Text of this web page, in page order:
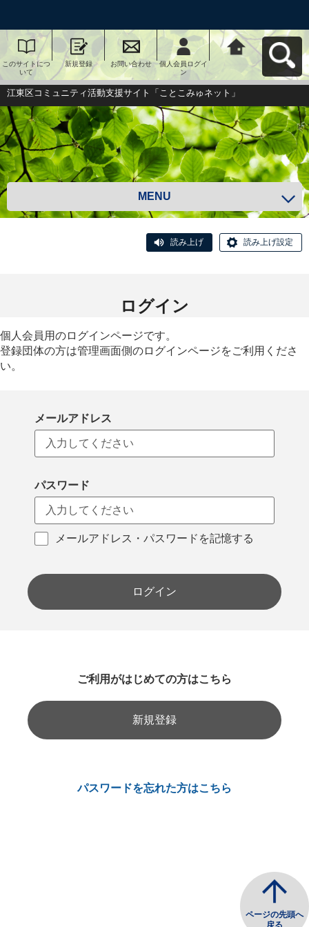
このサイトにつ
いて
新規登録 お問い合わせ
個人会員ログイ
ン
江東区コミュニ
ティ活動支援サ
イト「ことこみ
ゅネット」へ戻
る
江東区コミュニティ活動支援サイト「ことこみゅネット」
MENU
読み上げ 読み上げ設定
ログイン
個人会員用のログインページです。
登録団体の方は管理画面側のログインページをご利用くださ
い。
メールアドレス
パスワード
メールアドレス・パスワードを記憶する
ログイン
ご利用がはじめての方はこちら
新規登録
パスワードを忘れた方はこちら
ページの先頭へ
戻る